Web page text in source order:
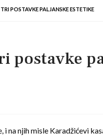
POSTAVKE PALJANSKE ESTETIKE
postavke
i na njih misle Karadžićevi